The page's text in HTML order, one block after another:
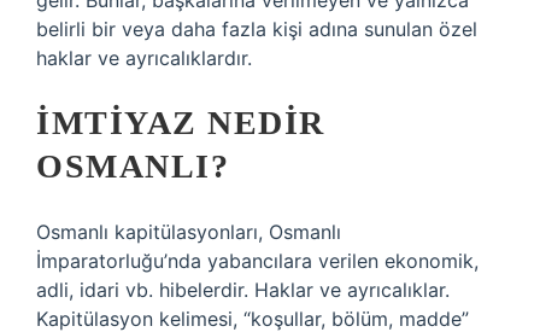
belirli bir veya daha fazla kişi adına sunulan özel
haklar ve ayrıcalıklardır.
İMTIYAZ NEDIR
OSMANLI?
Osmanlı kapitülasyonları, Osmanlı
İmparatorluğu’nda yabancılara verilen ekonomik,
adli, idari vb. hibelerdir. Haklar ve ayrıcalıklar.
Kapitülasyon kelimesi, “koşullar, bölüm, madde”